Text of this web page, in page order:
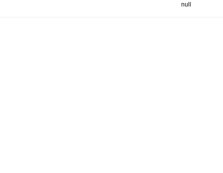
null